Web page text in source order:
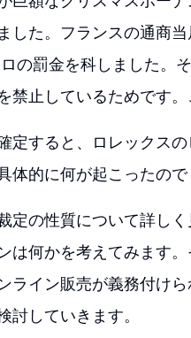
した。フランスの通商
の罰金を科しました。
禁止しているためです
定すると、ロレックス
体的に何が起こったので
定の性質について詳し
は何かを考えてみます
ライン販売が義務付け
討していきます。